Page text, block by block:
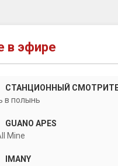
в эфире
СТАНЦИОННЫЙ
в полынь
GUANO APES
Mine
IMANY